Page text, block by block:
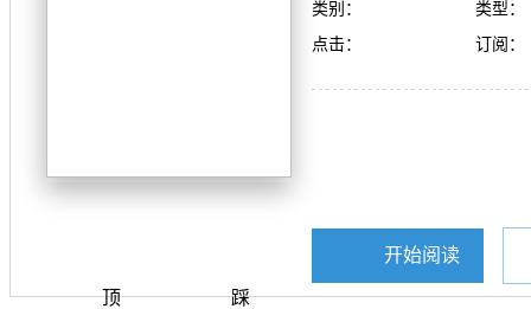
顶 踩
类别：
类型：
点击：
订阅：
开始阅读